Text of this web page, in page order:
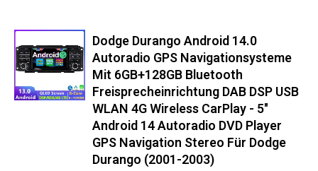
volle Systemkompatibilität.
Original-Steckverbinder nach ISO 10487-2
Integrierter CANBUS-Decoder für Bordcomputer-Anzeige
Mitgelieferter Montagerahmen in Wagenfarbe
Keine Modifikationen am Armaturenbrett nötig
Premium-Funktionen
Dodge Durango Android 14.0
Autoradio GPS Navigationsysteme
Mit 6GB+128GB Bluetooth
Freisprecheinrichtung DAB DSP USB
WLAN 4G Wireless CarPlay - 5"
Android 14 Autoradio DVD Player
GPS Navigation Stereo Für Dodge
Durango (2001-2003)